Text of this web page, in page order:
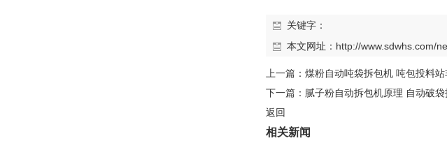
关键字：
本文网址： http://www.sdwhs.com/
上一篇： 煤粉自动吨袋拆包机 吨包投料站
下一篇： 腻子粉自动拆包机原理 自动破
返回
相关新闻